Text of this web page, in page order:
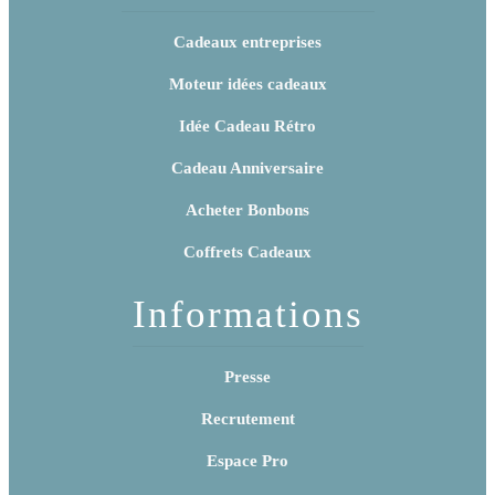
Cadeaux entreprises
Moteur idées cadeaux
Idée Cadeau Rétro
Cadeau Anniversaire
Acheter Bonbons
Coffrets Cadeaux
Informations
Presse
Recrutement
Espace Pro